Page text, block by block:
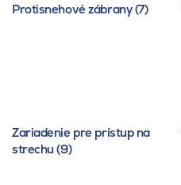
Protisnehové zábrany (7)
Zariadenie pre prístup na
strechu (9)